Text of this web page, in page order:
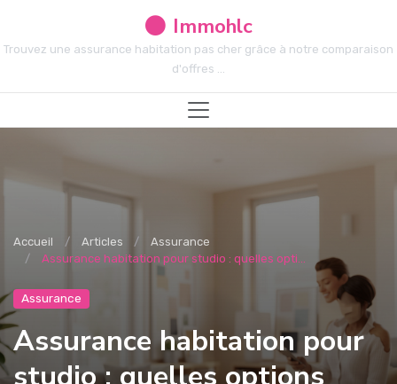
Immohlc
Trouvez une assurance habitation pas cher grâce à notre comparaison
d'offres ...
Accueil Articles
Assurance
Assurance habitation pour studio : quelles opti...
Assurance
Assurance habitation pour
studio : quelles options